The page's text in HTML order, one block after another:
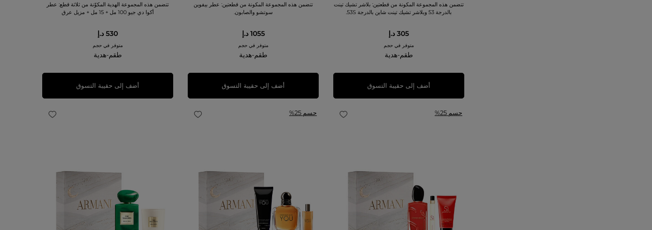
تتضمن هذه المجموعة المكونة من قطعتين: بلاشر تشيك تينت
بالدرجة 53 وبلاشر تشيك تينت شاين بالدرجة 53S.
305 د.إ
متوفر في حجم
طقم-هدية
أضف إلى حقيبة التسوق
تتضمن هذه المجموعة المكونة من قطعتين: عطر بيفوين
سوتشو والصابون.
1055 د.إ
متوفر في حجم
طقم-هدية
أضف إلى حقيبة التسوق
تتضمن هذه المجموعة الهدية المكوّنة من ثلاثة قطع: عطر
أكوا دي جيو 100 مل + 15 مل + مزيل عرق
530 د.إ
متوفر في حجم
طقم-هدية
أضف إلى حقيبة التسوق
حسم 25% حسم 25%